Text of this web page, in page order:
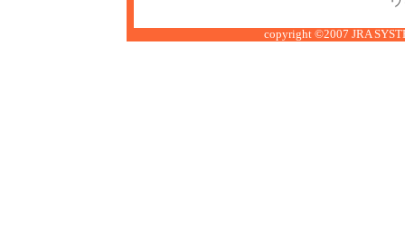
copyright ©2007 JRA